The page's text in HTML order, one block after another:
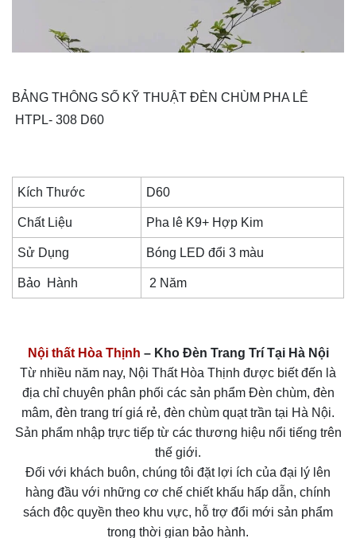
BẢNG THÔNG SỐ KỸ THUẬT ĐÈN CHÙM PHA LÊ
HTPL- 308 D60
Kích Thước D60
Chất Liệu Pha lê K9+ Hợp Kim
Sử Dụng Bóng LED đổi 3 màu
Bảo Hành 2 Năm
Nội thất Hòa Thịnh – Kho Đèn Trang Trí Tại Hà Nội
Từ nhiều năm nay, Nội Thất Hòa Thịnh được biết đến là
địa chỉ chuyên phân phối các sản phẩm Đèn chùm, đèn
mâm, đèn trang trí giá rẻ, đèn chùm quạt trần tại Hà Nội.
Sản phẩm nhập trực tiếp từ các thương hiệu nổi tiếng trên
thế giới.
Đối với khách buôn, chúng tôi đặt lợi ích của đại lý lên
hàng đầu với những cơ chế chiết khấu hấp dẫn, chính
sách độc quyền theo khu vực, hỗ trợ đổi mới sản phẩm
trong thời gian bảo hành.